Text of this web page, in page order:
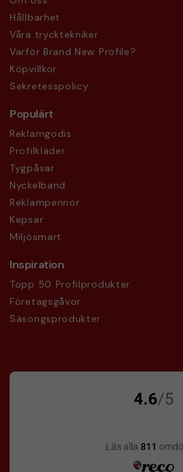
Hållbarhet
Våra trycktekniker
Varför Brand New Profile?
Köpvillkor
Sekretesspolicy
Populärt
Reklamgodis
Profilkläder
Tygpåsar
Nyckelband
Reklampennor
Kepsar
Miljösmart
Inspiration
Topp 50 Profilprodukter
Företagsgåvor
Säsongsprodukter